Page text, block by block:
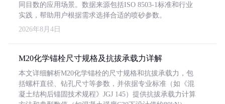
同目数的应用场景。数据来源包括ISO 8503-1标准和行业
实践，帮助用户根据需求选择合适的喷砂参数。
2026年8月4日
M20化学锚栓尺寸规格及抗拔承载力详解
本文详细解析M20化学锚栓的尺寸规格和抗拔承载力，包
括螺杆直径、钻孔尺寸等参数，并依据专业标准（如《混
凝土结构后锚固技术规程》JGJ 145）提供抗拔承载力计算